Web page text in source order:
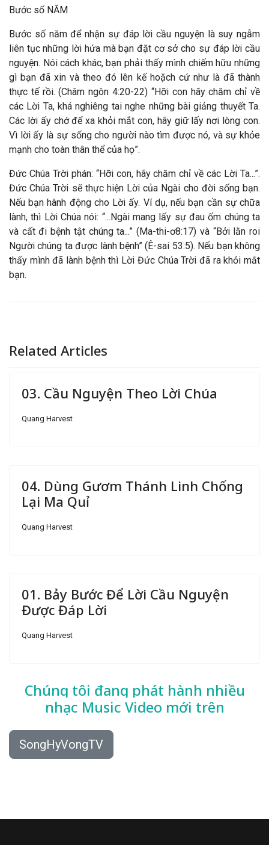
Bước số NĂM
Bước số năm để nhận sự đáp lời cầu nguyện là suy ngẫm
liên tục những lời hứa mà bạn đặt cơ sở cho sự đáp lời cầu
nguyện. Nói cách khác, bạn phải thấy mình chiếm hữu những
gì bạn đã xin và theo đó lên kế hoặch cứ như là đã thành
thực tế rồi. (Châm ngôn 4:20-22) “Hỡi con hãy chăm chỉ về
các Lời Ta, khá nghiêng tai nghe những bài giảng thuyết Ta.
Các lời ấy chớ để xa khỏi mắt con, hãy giữ lấy nơi lòng con.
Vì lời ấy là sự sống cho người nào tìm được nó, và sự khỏe
mạnh cho toàn thân thể của họ”.
Đức Chúa Trời phán: “Hỡi con, hãy chăm chỉ về các Lời Ta...”.
Đức Chúa Trời sẽ thực hiện Lời của Ngài cho đời sống bạn.
Nếu bạn hành động cho Lời ấy. Ví dụ, nếu bạn cần sự chữa
lành, thì Lời Chúa nói: “...Ngài mang lấy sự đau ốm chúng ta
và cất đi bệnh tật chúng ta...” (Ma-thi-ơ8:17) và “Bởi lằn roi
Người chúng ta được lành bệnh” (Ê-sai 53:5). Nếu bạn không
thấy mình đã lành bệnh thì Lời Đức Chúa Trời đã ra khỏi mắt
bạn.
Related Articles
03. Cầu Nguyện Theo Lời Chúa
Quang Harvest
04. Dùng Gươm Thánh Linh Chống
Lại Ma Quỉ
Quang Harvest
01. Bảy Bước Để Lời Cầu Nguyện
Được Đáp Lời
Quang Harvest
Chúng tôi đang phát hành nhiều
nhạc Music Video mới trên
SongHyVongTV